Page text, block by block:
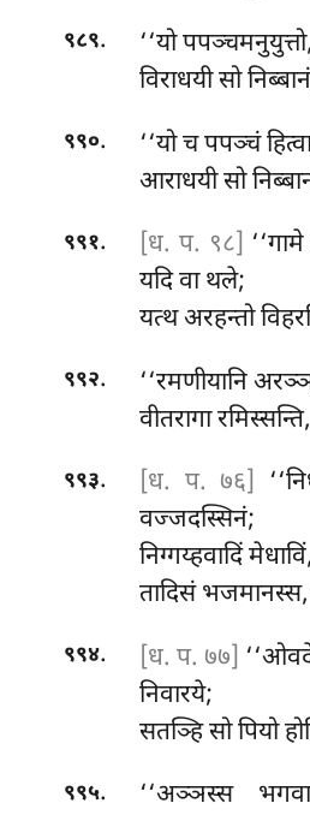
९८९.
‘‘यो
विराधयी सो
९९०.
‘‘यो च पपञ्चं
आराधयी सो
९९१. [ध. प. ९८]
यदि वा थले;
यत्थ अरहन्तो
९९२.
‘‘रमणीयानि
वीतरागा
९९३. [ध. प. ७६]
वज्जदस्सिनं;
निग्गय्हवादिं
तादिसं भजमानस्स,
९९४. [ध. प. ७७]
निवारये;
सतञ्हि सो पियो
९९५.
‘‘अञ्ञस्स